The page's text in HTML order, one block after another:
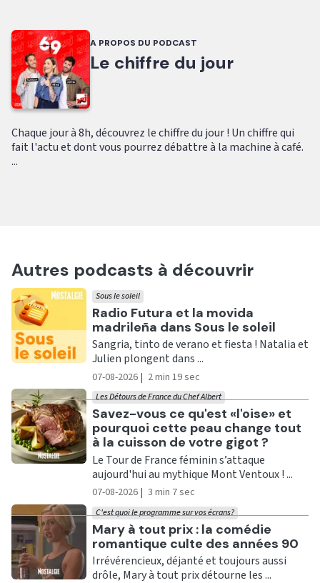
A PROPOS DU PODCAST
Le chiffre du jour
Chaque jour à 8h, découvrez le chiffre du jour ! Un chiffre qui
fait l'actu et dont vous pourrez débattre à la machine à café.
...
Autres podcasts à découvrir
Ecouter
Radio Futura et la movida
madrileña dans Sous le soleil
Sous le soleil
Sangria, tinto de verano et fiesta ! Natalia et
Julien plongent dans ...
07-08-2026 | 2 min 19 sec
Ecouter
Savez-vous ce qu'est «l'oise» et
pourquoi cette peau change tout
à la cuisson de votre gigot ?
Les Détours de France du Chef Albert
Le Tour de France féminin s’attaque
aujourd'hui au mythique Mont Ventoux ! ...
07-08-2026 | 3 min 7 sec
Ecouter
Mary à tout prix : la comédie
romantique culte des années 90
C'est quoi le programme sur vos écrans?
Irrévérencieux, déjanté et toujours aussi
drôle, Mary à tout prix détourne les ...